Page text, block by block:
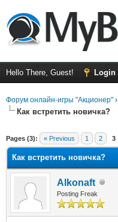
Hello There, Guest! Login
Форум онлайн-игры "Акционер" ›
Как встретить новичка?
Pages (3): « Previous 1 2 3
Как встретить новичка?
Alkonaft
Posting Freak